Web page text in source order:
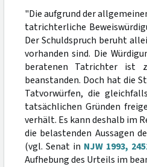
"Die aufgrund der
tatrichterliche
Der Schuldspruch beruht
vorhanden sind. Die
beratenen Tatrichter ist
beanstanden. Doch hat die
Tatvorwürfen, die
tatsächlichen Gründen
verhält. Es kann deshalb im
die belastenden Aussagen
(vgl. Senat in NJW 1993,
Aufhebung des Urteils im